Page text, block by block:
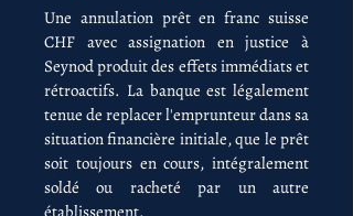
Une annulation prêt en franc suisse
CHF avec assignation en justice à
Seynod produit des effets immédiats et
rétroactifs. La banque est légalement
tenue de replacer l'emprunteur dans sa
situation financière initiale, que le prêt
soit toujours en cours, intégralement
soldé ou racheté par un autre
établissement.